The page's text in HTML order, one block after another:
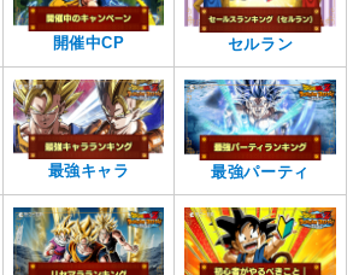
戦闘民族サイヤ人
超サイヤ人
超激戦
限界を超えた姿
【一致するカテゴリー(
3)】
超サイヤ人3
純粋サイヤ人
超サイヤ人を超えた力
【発動リンク効果】
※発動条件あり
・ATK+35%
【一致するリンクスキル(4)】
戦闘民族サイヤ人
超サイヤ人
開催中CP セルラン
最強キャラ 最強パーティ